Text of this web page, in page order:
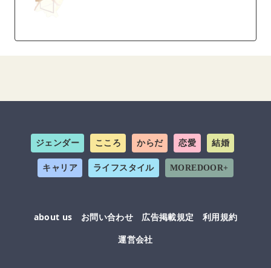
ジェンダー こころ からだ 恋愛 結婚
キャリア ライフスタイル MOREDOOR+
about us お問い合わせ 広告掲載規定
利用規約
運営会社